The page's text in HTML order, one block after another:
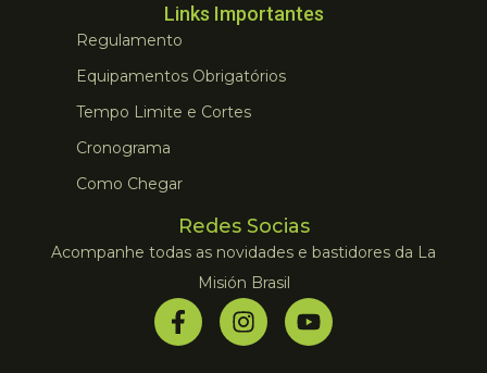
Links Importantes
Regulamento
Equipamentos Obrigatórios
Tempo Limite e Cortes
Cronograma
Como Chegar
Redes Socias
Acompanhe todas as novidades e bastidores da La
Misión Brasil